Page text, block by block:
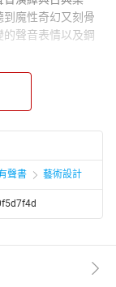
魔性奇幻又刻骨
聲音表情以及鋼
港電影金像獎，
為亞洲電影大獎最
,以說故事,名聞全
事,更找來享譽國際
出淒美又魔幻的音
聲書 藝術設計